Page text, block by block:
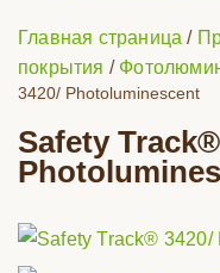
Главная страница /
покрытия /
3420/ Photoluminescent
Safety